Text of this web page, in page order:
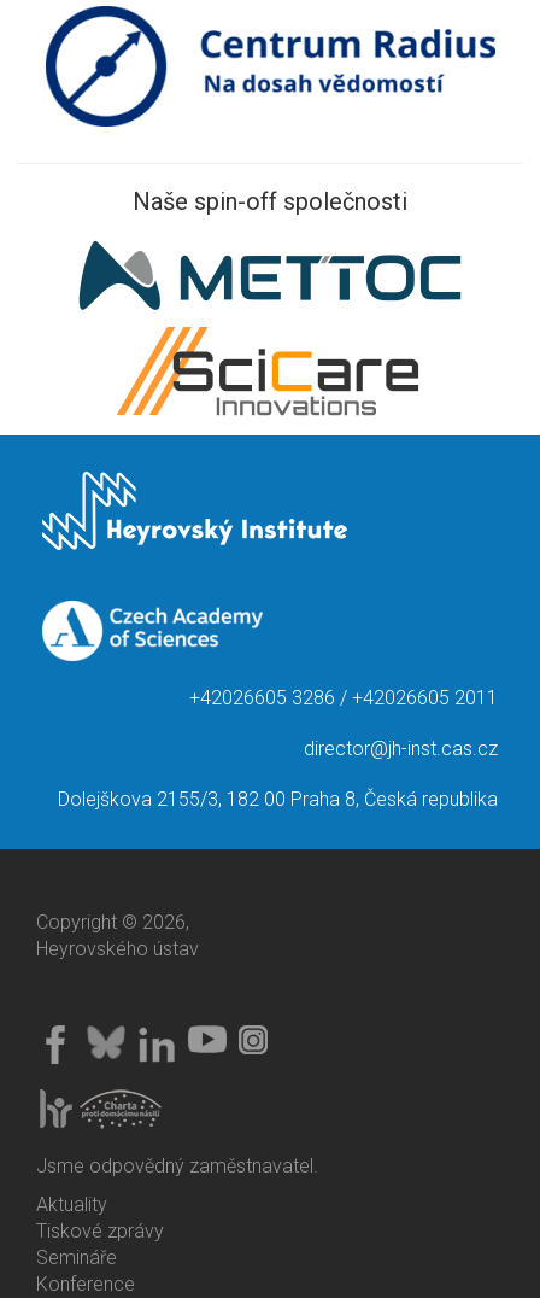
Naše spin-off společnosti
+42026605 3286 / +42026605 2011
director@jh-inst.cas.cz
Dolejškova 2155/3, 182 00 Praha 8, Česká republika
Copyright © 2026,
Heyrovského ústav
Jsme odpovědný zaměstnavatel.
Bottom
Menu
Activities
Aktuality
Tiskové zprávy
Semináře
Konference